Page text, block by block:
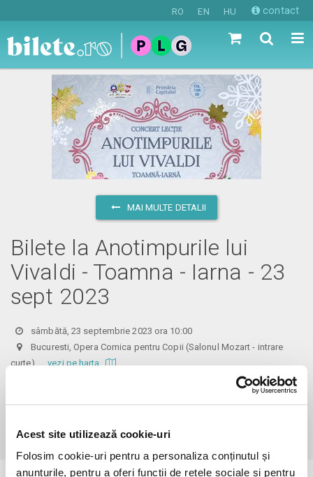
Acest site utilizează cookie-uri
Folosim cookie-uri pentru a personaliza conținutul și
anunțurile, pentru a oferi funcții de rețele sociale și pentru
RO EN HU contact
MAI MULTE DETALII
Bilete la Anotimpurile lui
Vivaldi - Toamna - Iarna - 23
sept 2023
sâmbătă, 23 septembrie 2023 ora 10:00
Bucuresti, Opera Comica pentru Copii (Salonul Mozart - intrare
curte)vezi pe harta
Biletele comandate pe www.bilete.ro cu maximum 3 zile inainte de
spectacol, se vor achita/ridica cu o zi inaintea spectacolului pana in
online care este neridicata/neachitata nu mai este valabila.